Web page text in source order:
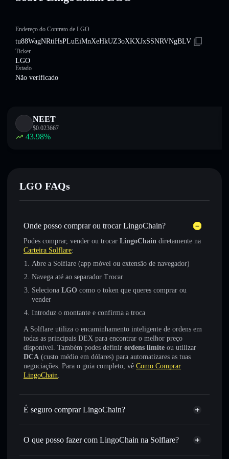
Endereço do Contrato de LGO
tu88WagNRtiHsPLuEiMnXeHkUZ3oXKXJxSSNRVNgBLV
Ticker
LGO
Estado
Não verificado
NEET
$0.023667
43.98%
LGO FAQs
Onde posso comprar ou trocar LingoChain?
Podes comprar, vender ou trocar LingoChain diretamente na
Carteira Solflare:
Abre a Solflare (app móvel ou extensão de navegador)
Navega até ao separador Trocar
Seleciona LGO como o token que queres comprar ou
vender
Introduz o montante e confirma a troca
A Solflare utiliza o encaminhamento inteligente de ordens em
todas as principais DEX para encontrar o melhor preço
disponível. Também podes definir ordens limite ou utilizar
DCA (custo médio em dólares) para automatizares as tuas
negociações. Para o guia completo, vê Como Comprar
LingoChain.
É seguro comprar LingoChain?
LingoChain não está verificado
O que posso fazer com LingoChain na Solflare?
LingoChain
Carteira Solflare